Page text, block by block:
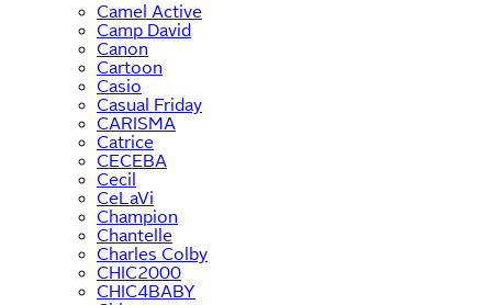
Camel Active
Camp David
Canon
Cartoon
Casio
Casual Friday
CARISMA
Catrice
CECEBA
Cecil
CeLaVi
Champion
Chantelle
Charles Colby
CHIC2000
CHIC4BABY